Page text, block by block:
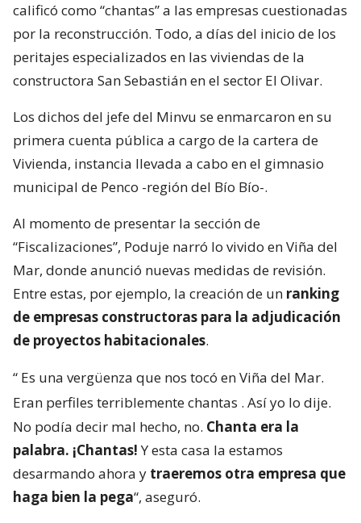
calificó como “chantas” a las empresas cuestionadas
por la reconstrucción. Todo, a días del inicio de los
peritajes especializados en las viviendas de la
constructora San Sebastián en el sector El Olivar.
Los dichos del jefe del Minvu se enmarcaron en su
primera cuenta pública a cargo de la cartera de
Vivienda, instancia llevada a cabo en el gimnasio
municipal de Penco -región del Bío Bío-.
Al momento de presentar la sección de
“Fiscalizaciones”, Poduje narró lo vivido en Viña del
Mar, donde anunció nuevas medidas de revisión.
Entre estas, por ejemplo, la creación de un ranking
de empresas constructoras para la adjudicación
de proyectos habitacionales.
“ Es una vergüenza que nos tocó en Viña del Mar.
Eran perfiles terriblemente chantas . Así yo lo dije.
No podía decir mal hecho, no. Chanta era la
palabra. ¡Chantas!Y esta casa la estamos
desarmando ahora y traeremos otra empresa que
haga bien la pega“, aseguró.